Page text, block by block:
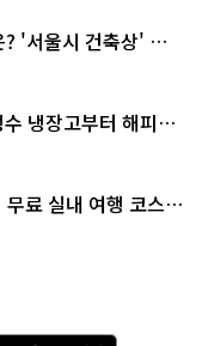
'서울시 건축상' 수
냉장고부터 해피소
료 실내 여행 코스